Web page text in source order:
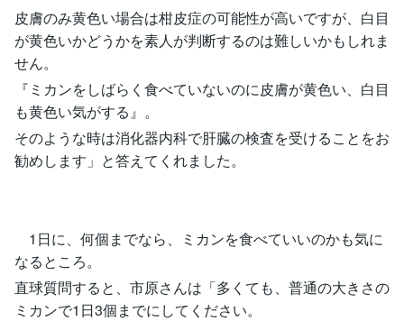
皮膚のみ黄色い場合は柑皮症の可能性が高いですが、白目
が黄色いかどうかを素人が判断するのは難しいかもしれま
せん。
『ミカンをしばらく食べていないのに皮膚が黄色い、白目
も黄色い気がする』。
そのような時は消化器内科で肝臓の検査を受けることをお
勧めします」と答えてくれました。
1日に、何個までなら、ミカンを食べていいのかも気に
なるところ。
直球質問すると、市原さんは「多くても、普通の大きさの
ミカンで1日3個までにしてください。